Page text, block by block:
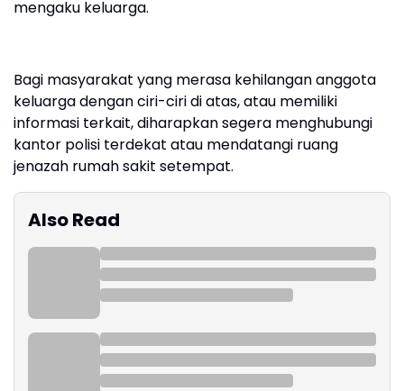
mengaku keluarga.
Bagi masyarakat yang merasa kehilangan anggota
keluarga dengan ciri-ciri di atas, atau memiliki
informasi terkait, diharapkan segera menghubungi
kantor polisi terdekat atau mendatangi ruang
jenazah rumah sakit setempat.
Also Read